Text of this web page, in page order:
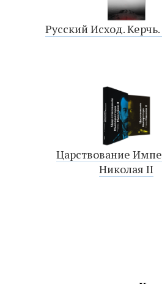
Русский Исход.
Царствование
Николая II